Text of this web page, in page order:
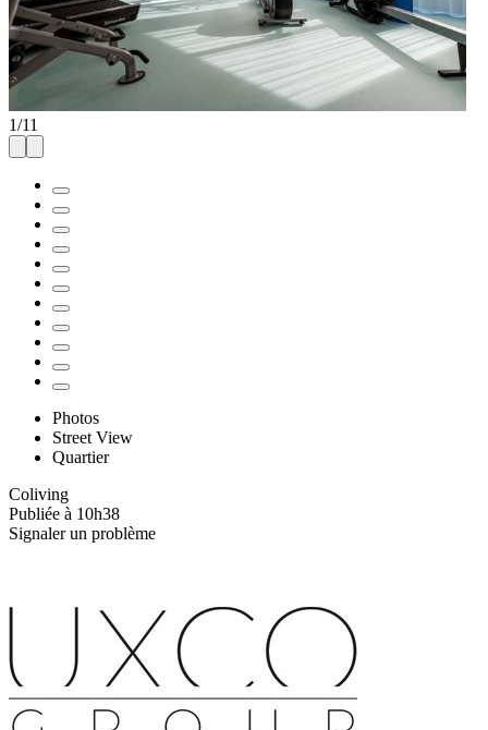
1/11
Photos
Street View
Quartier
Coliving
Publiée à 10h38
Signaler un problème